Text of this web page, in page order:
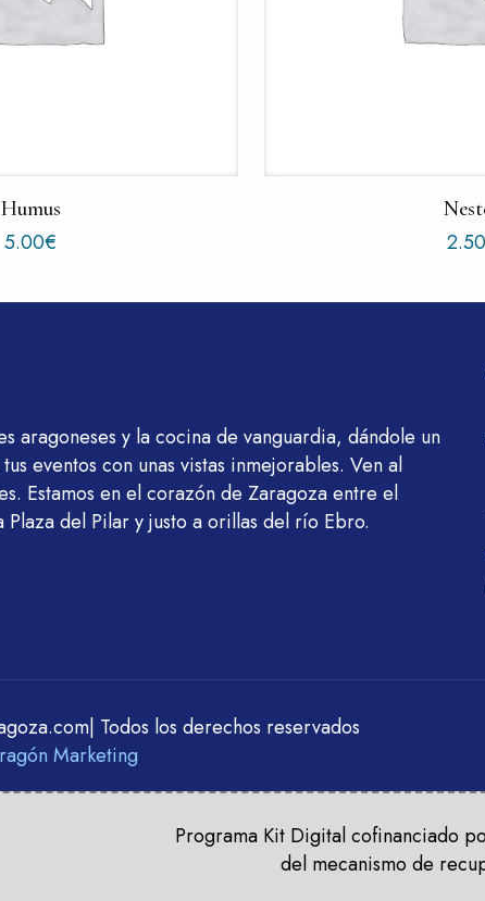
Humus
5.00€ 2.50
aragoneses y la cocina de vanguardia, dándole un
eventos con unas vistas inmejorables. Ven al
Estamos en el corazón de Zaragoza entre el
del Pilar y justo a orillas del río Ebro.
Todos los derechos reservados
Marketing
Programa Kit Digital cofinanciado
del mecanismo de